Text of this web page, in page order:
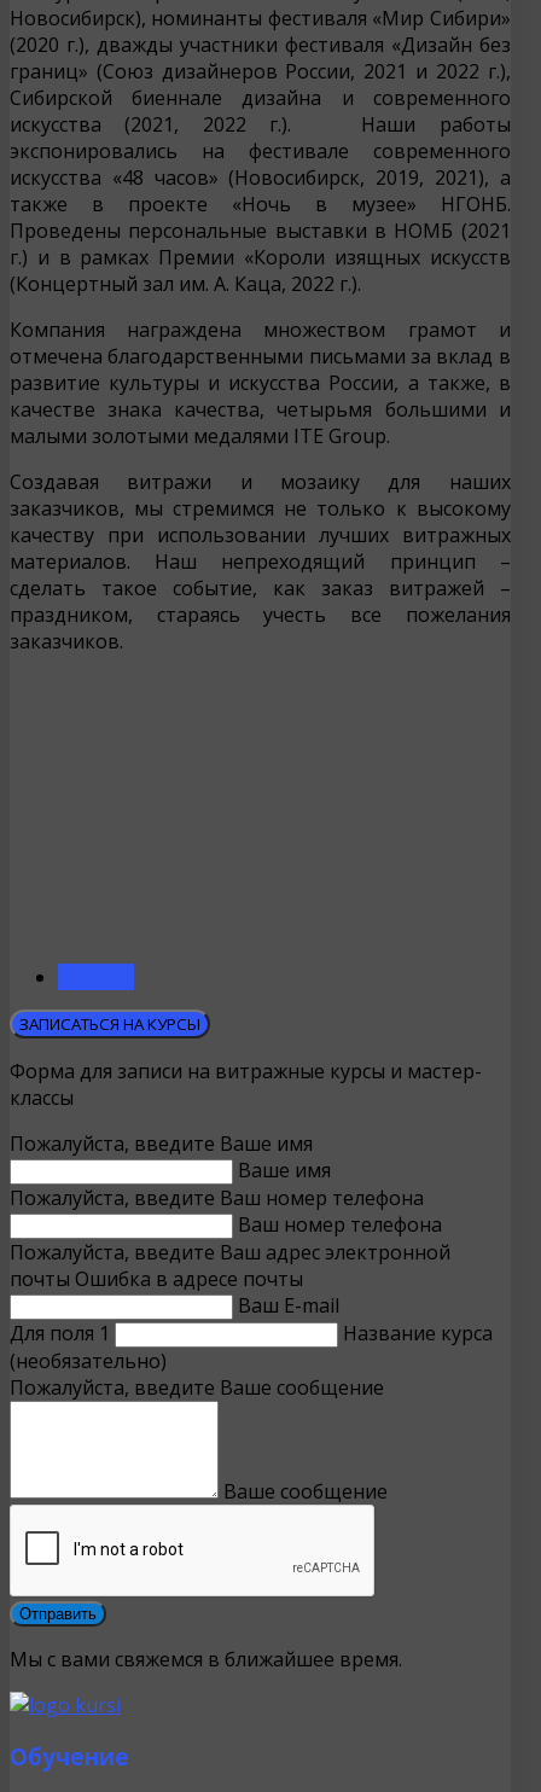
Новосибирск), номинанты фестиваля «Мир Сибири»
(2020 г.), дважды участники фестиваля «Дизайн без
границ» (Союз дизайнеров России, 2021 и 2022 г.),
Сибирской биеннале дизайна и современного
искусства (2021, 2022 г.). Наши работы
экспонировались на фестивале современного
искусства «48 часов» (Новосибирск, 2019, 2021), а
также в проекте «Ночь в музее» НГОНБ.
Проведены персональные выставки в НОМБ (2021
г.) и в рамках Премии «Короли изящных искусств
(Концертный зал им. А. Каца, 2022 г.).
Компания награждена множеством грамот и
отмечена благодарственными письмами за вклад в
развитие культуры и искусства России, а также, в
качестве знака качества, четырьмя большими и
малыми золотыми медалями ITE Group.
Создавая витражи и мозаику для наших
заказчиков, мы стремимся не только к высокому
качеству при использовании лучших витражных
материалов. Наш непреходящий принцип –
сделать такое событие, как заказ витражей –
праздником, стараясь учесть все пожелания
заказчиков.
ЗАПИСАТЬСЯ НА КУРСЫ
Форма для записи на витражные курсы и мастер-
классы
Пожалуйста, введите Ваше имя
Ваше имя
Пожалуйста, введите Ваш номер телефона
Ваш номер телефона
Пожалуйста, введите Ваш адрес электронной
почты Ошибка в адресе почты
Ваш E-mail
Для поля 1
Название курса
(необязательно)
Пожалуйста, введите Ваше сообщение
Ваше сообщение
Мы с вами свяжемся в ближайшее время.
Обучение